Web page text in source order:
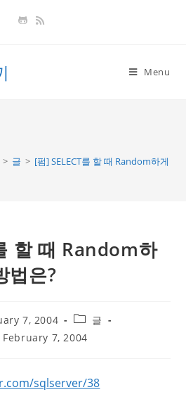
Menu
> 글 > [펌] SELECT를 할 때 Random하게
할 때 Random하
법은?
7, 2004
Post
category:
글
February 7, 2004
sqlserver/38